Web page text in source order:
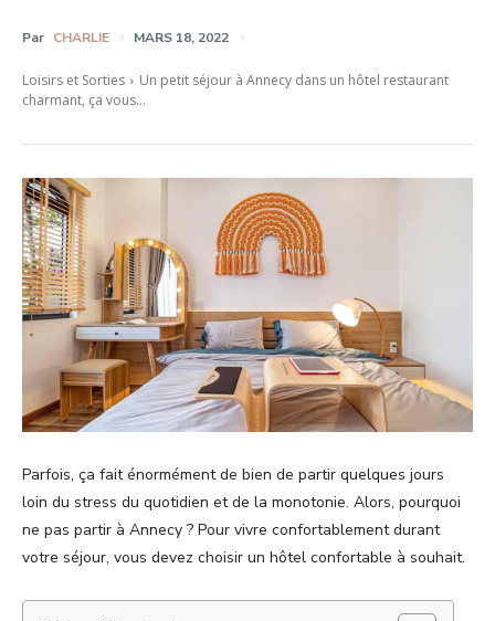
Par CHARLIE MARS 18, 2022
Loisirs et Sorties
Un petit séjour à Annecy dans un hôtel restaurant
charmant, ça vous...
Parfois, ça fait énormément de bien de partir quelques jours
loin du stress du quotidien et de la monotonie. Alors, pourquoi
ne pas partir à Annecy ? Pour vivre confortablement durant
votre séjour, vous devez choisir un hôtel confortable à souhait.